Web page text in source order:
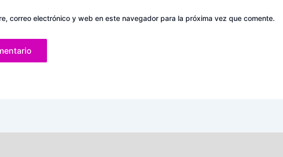
correo electrónico y web en este navegador para la próxima vez que comente.